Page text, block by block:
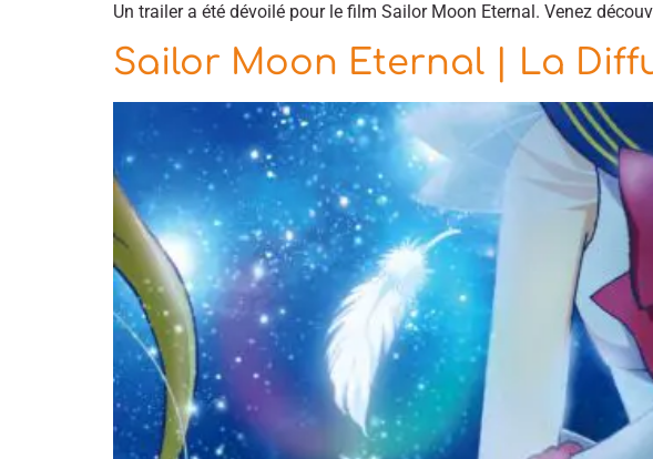
Un trailer a été dévoilé pour le film Sailor Moon Eternal. Venez
Sailor Moon Eternal | La